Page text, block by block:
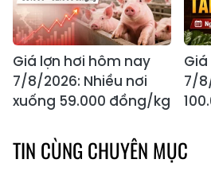
Giá lợn hơi hôm nay
7/8/2026: Nhiều nơi
xuống 59.000 đồng/kg
7/
TIN CÙNG CHUYÊN MỤC